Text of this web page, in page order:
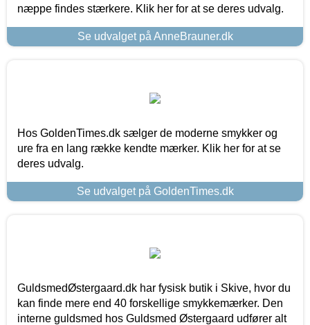
næppe findes stærkere. Klik her for at se deres udvalg.
Se udvalget på AnneBrauner.dk
Hos GoldenTimes.dk sælger de moderne smykker og
ure fra en lang række kendte mærker. Klik her for at se
deres udvalg.
Se udvalget på GoldenTimes.dk
GuldsmedØstergaard.dk har fysisk butik i Skive, hvor du
kan finde mere end 40 forskellige smykkemærker. Den
interne guldsmed hos Guldsmed Østergaard udfører alt